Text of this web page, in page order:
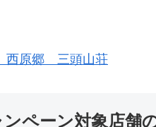
原郷 三頭山荘
ペーン対象店舗